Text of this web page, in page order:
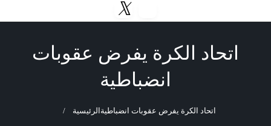
اتحاد الكرة يفرض عقوبات
انضباطية
الرئيسية اتحاد الكرة يفرض عقوبات انضباطية